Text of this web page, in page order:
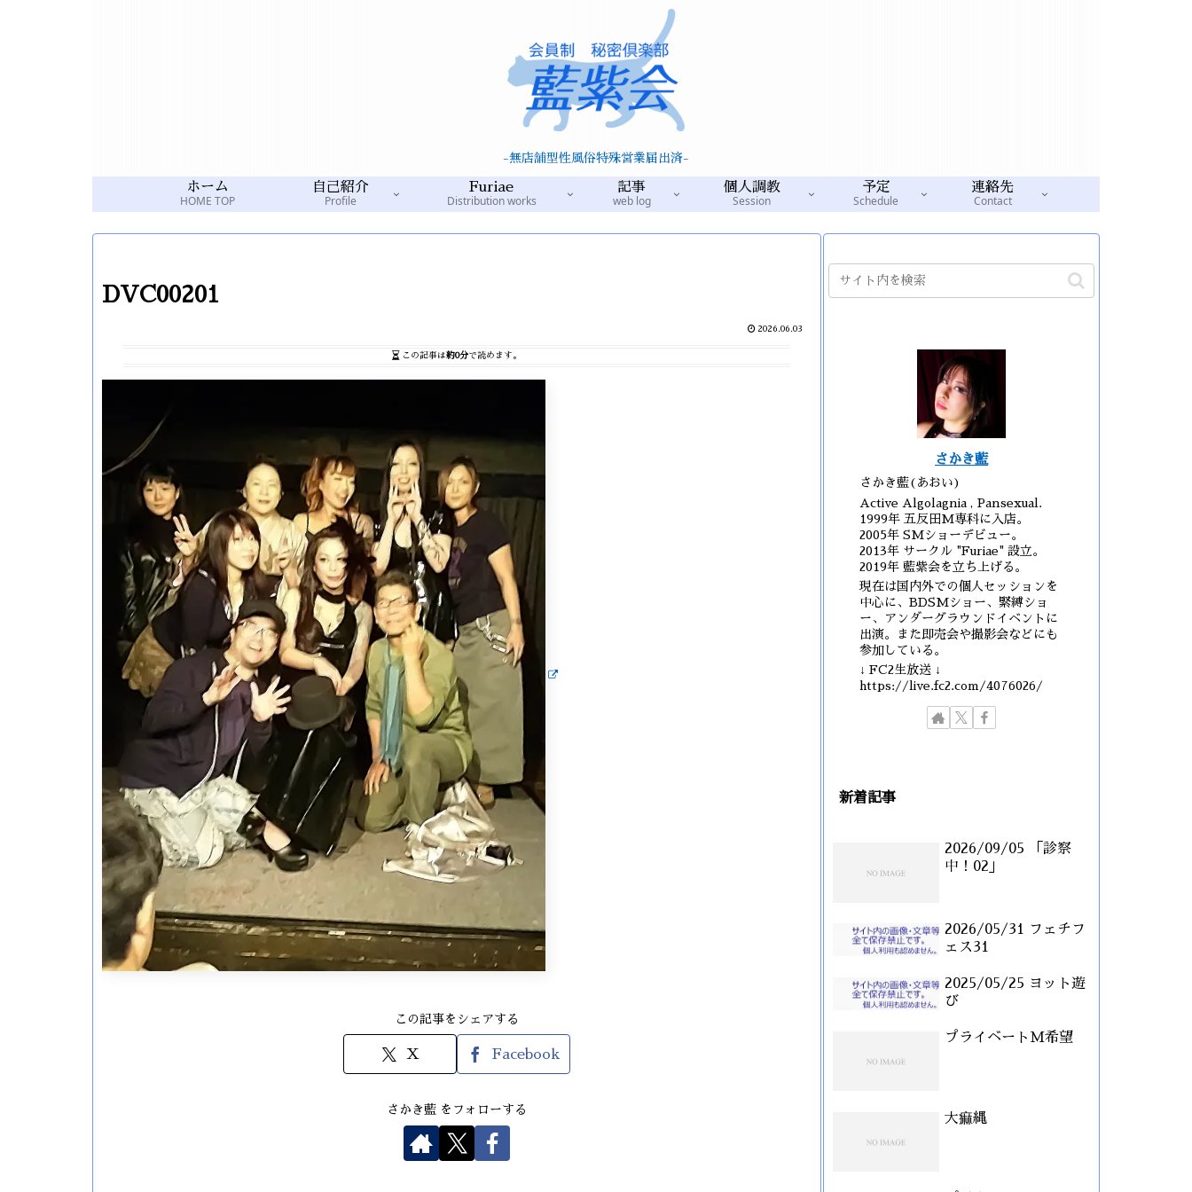
-無店舗型性風俗特殊営業届出済-
ホーム
HOME TOP
自己紹介
Profile
Furiae
Distribution works
記事
web log
個人調教
Session
予定
Schedule
連絡先
Contact
DVC00201
2026.06.03
この記事は約0分で読めます。
この記事をシェアする
X Facebook
さかき藍 をフォローする
さかき藍
さかき藍(あおい)
Active Algolagnia , Pansexual.
1999年 五反田M専科に入店。
2005年 SMショーデビュー。
2013年 サークル "Furiae" 設立。
2019年 藍紫会を立ち上げる。
現在は国内外での個人セッションを
中心に、BDSMショー、緊縛ショ
ー、アンダーグラウンドイベントに
出演。また即売会や撮影会などにも
参加している。
↓ FC2生放送 ↓
https://live.fc2.com/4076026/
新着記事
2026/09/05 「診察
中！02」
2026/05/31 フェチフ
ェス31
2025/05/25 ヨット遊
び
プライベートM希望
大痲縄